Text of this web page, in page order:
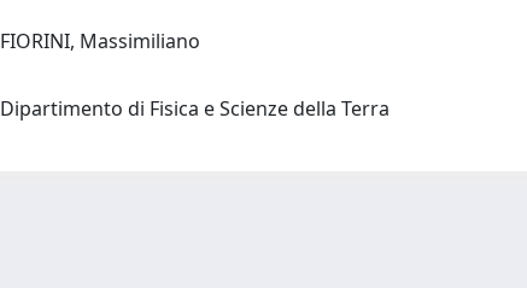
FIORINI, Massimiliano
Dipartimento di Fisica e Scienze della Terra